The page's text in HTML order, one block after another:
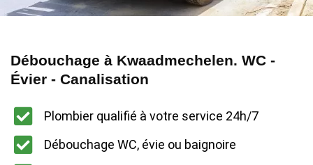
Débouchage à Kwaadmechelen. WC -
Évier - Canalisation
Plombier qualifié à votre service 24h/7
Débouchage WC, évie ou baignoire